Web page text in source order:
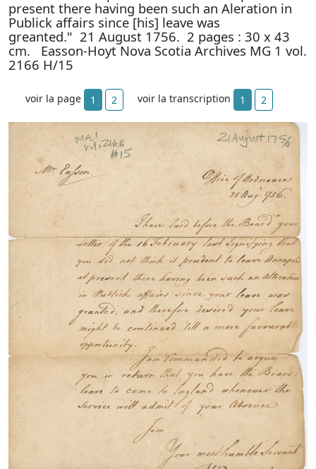
present there having been such an Aleration in
Publick affairs since [his] leave was
greanted." 21 August 1756. 2 pages : 30 x 43
cm. Easson-Hoyt Nova Scotia Archives MG 1 vol.
2166 H/15
voir la page 1 2 voir la transcription 1 2